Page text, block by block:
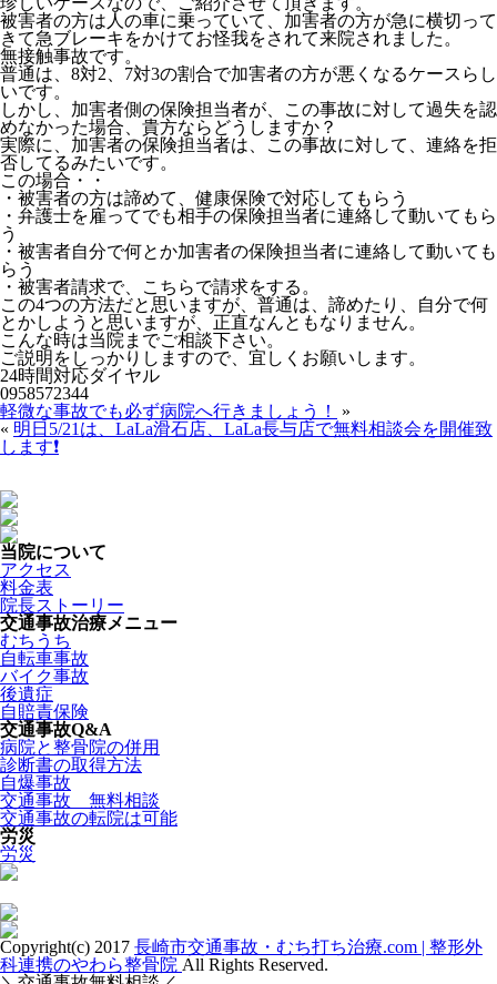
被害者の方は人の車に乗っていて、加害者の方が急に横切って
きて急ブレーキをかけてお怪我をされて来院されました。
無接触事故です。
普通は、8対2、7対3の割合で加害者の方が悪くなるケースらし
いです。
しかし、加害者側の保険担当者が、この事故に対して過失を認
めなかった場合、貴方ならどうしますか？
実際に、加害者の保険担当者は、この事故に対して、連絡を拒
否してるみたいです。
この場合・・
・被害者の方は諦めて、健康保険で対応してもらう
・弁護士を雇ってでも相手の保険担当者に連絡して動いてもら
う
・被害者自分で何とか加害者の保険担当者に連絡して動いても
らう
・被害者請求で、こちらで請求をする。
この4つの方法だと思いますが、普通は、諦めたり、自分で何
とかしようと思いますが、正直なんともなりません。
こんな時は当院までご相談下さい。
ご説明をしっかりしますので、宜しくお願いします。
24時間対応ダイヤル
0958572344
軽微な事故でも必ず病院へ行きましょう！
»
« 明日5/21は、LaLa滑石店、LaLa長与店で無料相談会を開催致
します❗
当院について
アクセス
料金表
院長ストーリー
交通事故治療メニュー
むちうち
自転車事故
バイク事故
後遺症
自賠責保険
交通事故Q&A
病院と整骨院の併用
診断書の取得方法
自爆事故
交通事故 無料相談
交通事故の転院は可能
労災
労災
Copyright(c) 2017 長崎市交通事故・むち打ち治療.com | 整形外
科連携のやわら整骨院 All Rights Reserved.